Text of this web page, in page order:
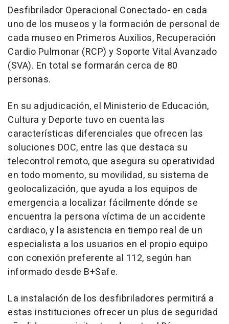
Desfibrilador Operacional Conectado- en cada
uno de los museos y la formación de personal de
cada museo en Primeros Auxilios, Recuperación
Cardio Pulmonar (RCP) y Soporte Vital Avanzado
(SVA). En total se formarán cerca de 80
personas.
En su adjudicación, el Ministerio de Educación,
Cultura y Deporte tuvo en cuenta las
características diferenciales que ofrecen las
soluciones DOC, entre las que destaca su
telecontrol remoto, que asegura su operatividad
en todo momento, su movilidad, su sistema de
geolocalización, que ayuda a los equipos de
emergencia a localizar fácilmente dónde se
encuentra la persona víctima de un accidente
cardiaco, y la asistencia en tiempo real de un
especialista a los usuarios en el propio equipo
con conexión preferente al 112, según han
informado desde B+Safe.
La instalación de los desfibriladores permitirá a
estas instituciones ofrecer un plus de seguridad